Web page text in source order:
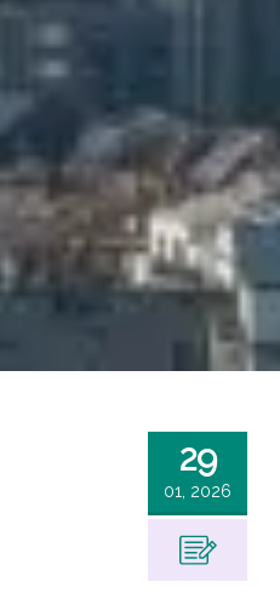
29
01, 2026